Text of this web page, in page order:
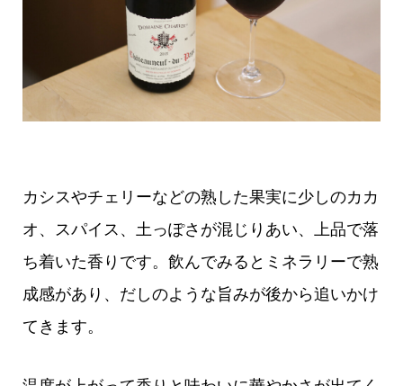
カシスやチェリーなどの熟した果実に少しのカカ
オ、スパイス、土っぽさが混じりあい、上品で落
ち着いた香りです。飲んでみるとミネラリーで熟
成感があり、だしのような旨みが後から追いかけ
てきます。